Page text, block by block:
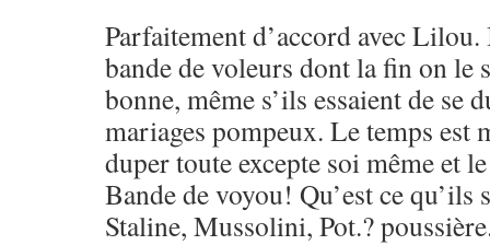
Parfaitement d’accord avec
bande de voleurs dont la fin on le
bonne, même s’ils essaient de se
mariages pompeux. Le temps est
duper toute excepte soi même et
Bande de voyou! Qu’est ce qu’ils
Staline, Mussolini, Pot.?